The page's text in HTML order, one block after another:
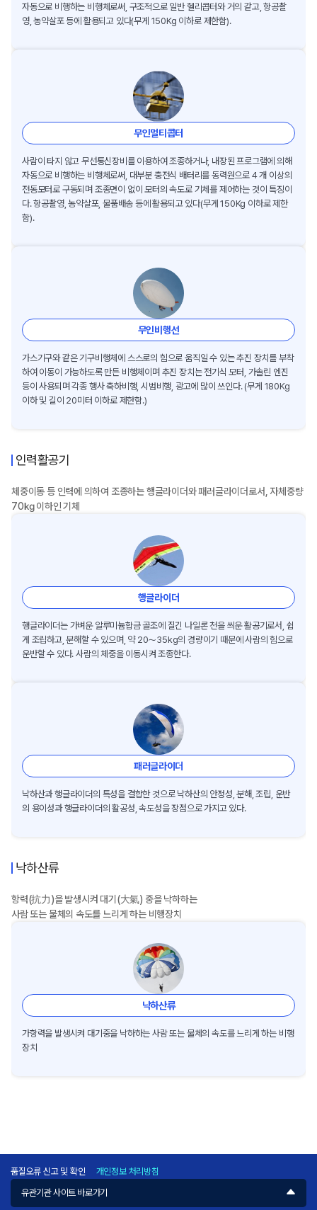
자동으로 비행하는 비행체로써, 구조적으로 일반 헬리콥터와 거의 같고, 항공촬
영, 농약살포 등에 활용되고 있다(무게 150Kg 이하로 제한함).
무인멀티콥터
사람이 타지 않고 무선통신장비를 이용하여 조종하거나, 내장된 프로그램에 의해
자동으로 비행하는 비행체로써, 대부분 충전식 배터리를 동력원으로 4 개 이상의
전동모터로 구동되며 조종면이 없이 모터의 속도로 기체를 제어하는 것이 특징이
다. 항공촬영, 농약살포, 물품배송 등에 활용되고 있다(무게 150Kg 이하로 제한
함).
무인비행선
가스기구와 같은 기구비행체에 스스로의 힘으로 움직일 수 있는 추진 장치를 부착
하여 이동이 가능하도록 만든 비행체이며 추진 장치는 전기식 모터, 가솔린 엔진
등이 사용되며 각종 행사 축하비행, 시범비행, 광고에 많이 쓰인다. (무게 180Kg
이하 및 길이 20미터 이하로 제한함.)
인력활공기
체중이동 등 인력에 의하여 조종하는 행글라이더와 패러글라이더로서, 자체중량
70㎏ 이하인 기체
행글라이더
행글라이더는 가벼운 알루미늄합금 골조에 질긴 나일론 천을 씌운 활공기로서, 쉽
게 조립하고, 분해할 수 있으며, 약 20～35kg의 경량이기 때문에 사람의 힘으로
운반할 수 있다. 사람의 체중을 이동시켜 조종한다.
패러글라이더
낙하산과 행글라이더의 특성을 결합한 것으로 낙하산의 안정성, 분해, 조립, 운반
의 용이성과 행글라이더의 활공성, 속도성을 장점으로 가지고 있다.
낙하산류
항력(抗力)을 발생시켜 대기(大氣) 중을 낙하하는
사람 또는 물체의 속도를 느리게 하는 비행장치
낙하산류
가항력을 발생시켜 대기중을 낙하하는 사람 또는 물체의 속도를 느리게 하는 비행
장치
품질오류 신고 및 확인
개인정보 처리방침
유관기관 사이트 바로가기